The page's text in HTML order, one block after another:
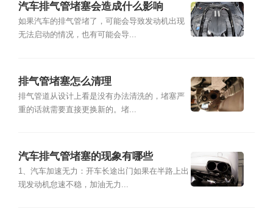
汽车排气管堵塞会造成什么影响
如果汽车的排气管堵了，可能会导致发动机出现
无法启动的情况，也有可能会导...
排气管堵塞怎么清理
排气管道从设计上看是没有办法清洗的，堵塞严
重的话就需要直接更换新的。堵...
汽车排气管堵塞的现象有哪些
1、汽车加速无力：开车长途出门如果在半路上出
现发动机怠速不稳，加油无力...